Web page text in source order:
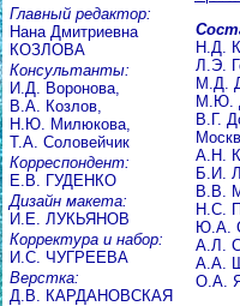
Главный редактор:
Нана Дмитриевна
КОЗЛОВА
Консультанты:
И.Д. Воронова,
В.А. Козлов,
Н.Ю. Милюкова,
Т.А. Соловейчик
Корреспондент:
Е.В. ГУДЕНКО
Дизайн макета:
И.Е. ЛУКЬЯНОВ
Корректура и набор:
И.С. ЧУГРЕЕВА
Верстка:
Д.В. КАРДАНОВСКАЯ
Н.Д.
Л.Э.
М.Д.
М.Ю.
В.Г.
А.Н.
Б.И.
В.В.
Н.С.
Ю.А.
А.Л.
А.А.
О.А.